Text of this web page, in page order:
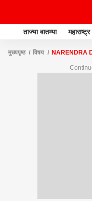
ताज्या बातम्या महाराष्ट्र
मुख्यपृष्ठ विषय NARENDRA